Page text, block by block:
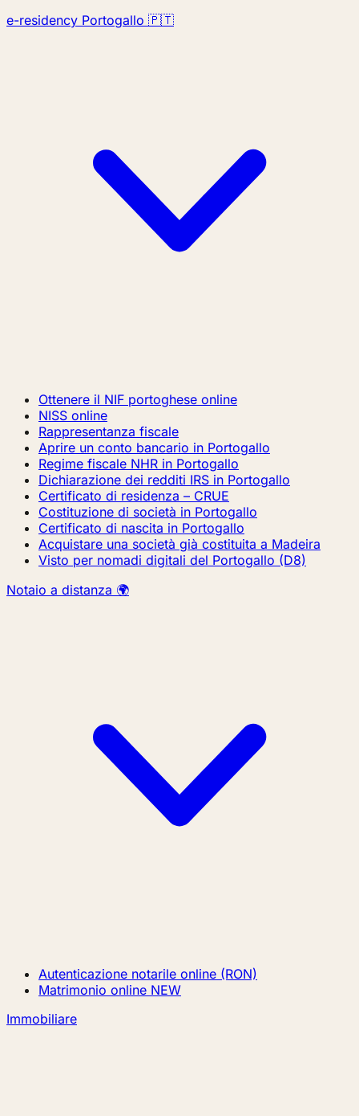
e-residency Portogallo 🇵🇹
Ottenere il NIF portoghese online
NISS online
Rappresentanza fiscale
Aprire un conto bancario in Portogallo
Regime fiscale NHR in Portogallo
Dichiarazione dei redditi IRS in Portogallo
Certificato di residenza – CRUE
Costituzione di società in Portogallo
Certificato di nascita in Portogallo
Acquistare una società già costituita a Madeira
Visto per nomadi digitali del Portogallo (D8)
Notaio a distanza 🌍
Autenticazione notarile online (RON)
Matrimonio online NEW
Immobiliare